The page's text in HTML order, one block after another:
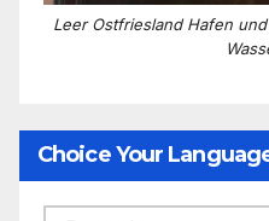
Leer Ostfriesland Hafen
Choice Your